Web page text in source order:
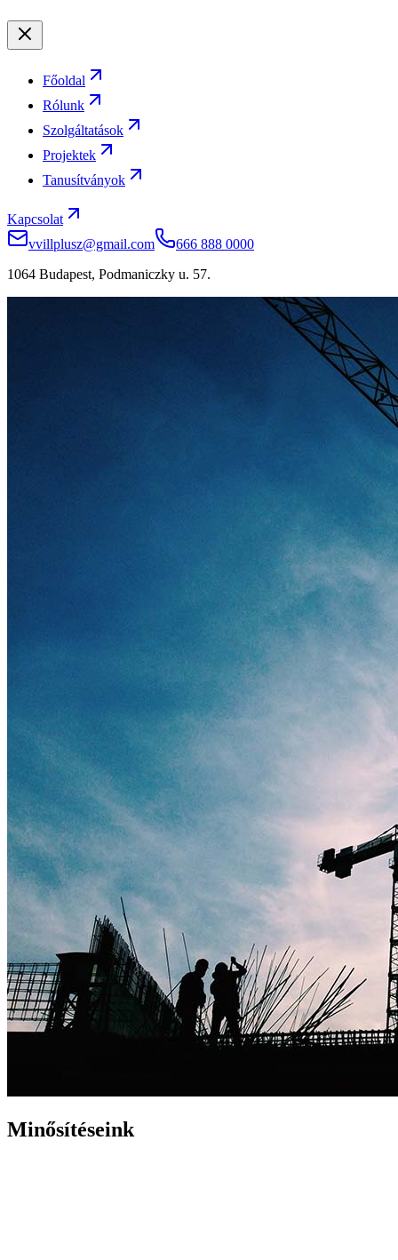
Főoldal
Rólunk
Szolgáltatások
Projektek
Tanusítványok
Kapcsolat
vvillplusz@gmail.com
666 888 0000
1064 Budapest, Podmaniczky u. 57.
Minősítéseink